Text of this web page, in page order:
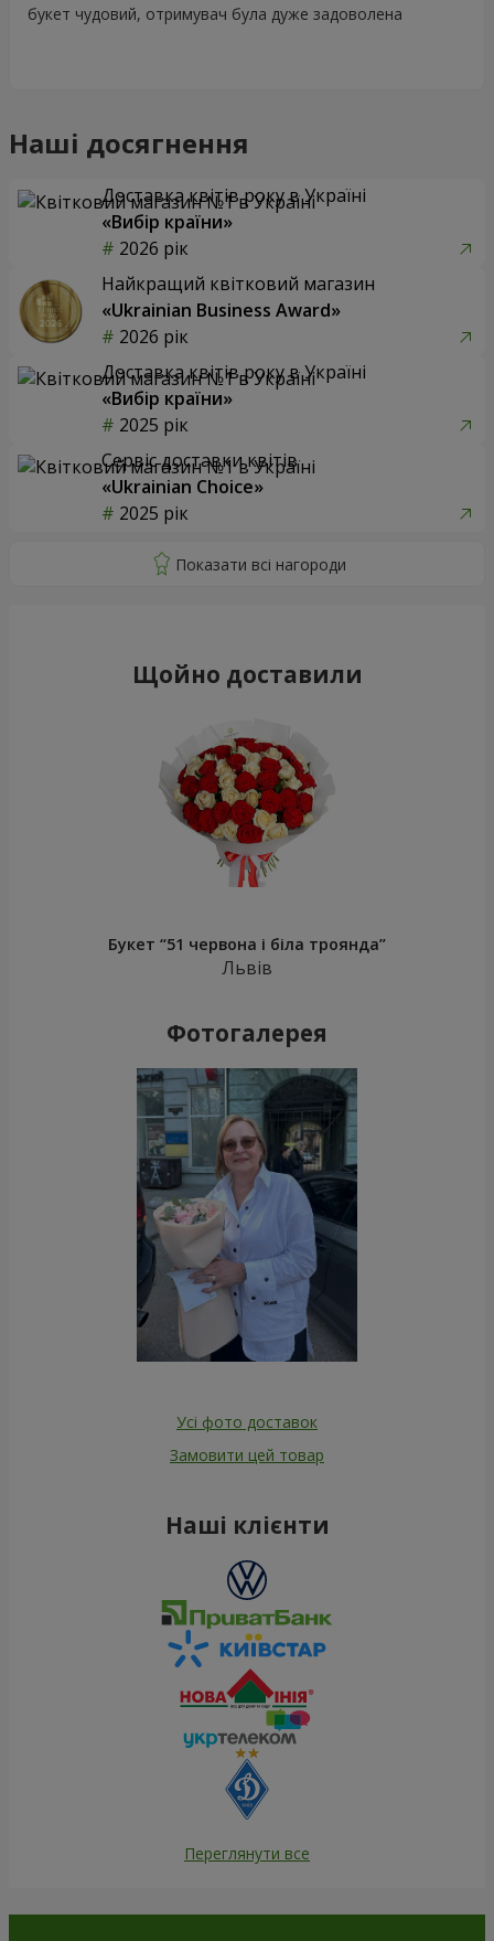
букет чудовий, отримувач була дуже задоволена
Наші досягнення
Доставка квітів року в Україні
«Вибір країни»
2026 рік
Найкращий квітковий магазин
«Ukrainian Business Award»
2026 рік
Доставка квітів року в Україні
«Вибір країни»
2025 рік
Сервіс доставки квітів
«Ukrainian Choice»
2025 рік
Щойно доставили
Букет “51 червона і біла троянда”
Львів
Фотогалерея
Усі фото доставок
Замовити цей товар
Наші клієнти
Переглянути все